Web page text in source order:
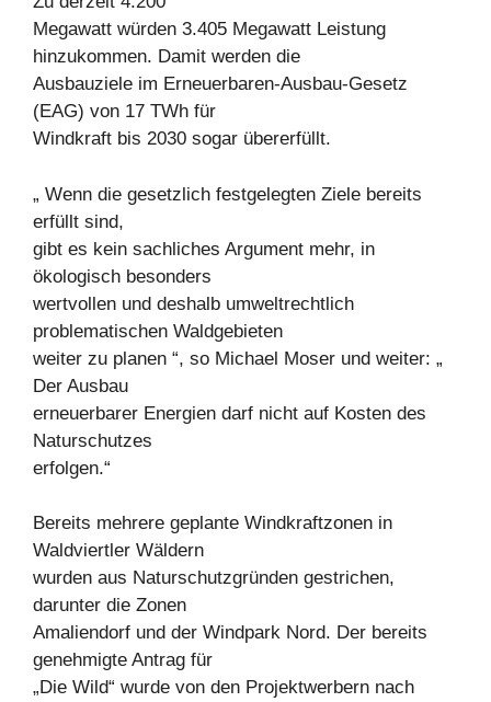
Megawatt würden 3.405 Megawatt Leistung
hinzukommen. Damit werden die
Ausbauziele im Erneuerbaren-Ausbau-Gesetz
(EAG) von 17 TWh für
Windkraft bis 2030 sogar übererfüllt.
„ Wenn die gesetzlich festgelegten Ziele bereits
erfüllt sind,
gibt es kein sachliches Argument mehr, in
ökologisch besonders
wertvollen und deshalb umweltrechtlich
problematischen Waldgebieten
weiter zu planen “, so Michael Moser und weiter: „
Der Ausbau
erneuerbarer Energien darf nicht auf Kosten des
Naturschutzes
erfolgen.“
Bereits mehrere geplante Windkraftzonen in
Waldviertler Wäldern
wurden aus Naturschutzgründen gestrichen,
darunter die Zonen
Amaliendorf und der Windpark Nord. Der bereits
genehmigte Antrag für
„Die Wild“ wurde von den Projektwerbern nach